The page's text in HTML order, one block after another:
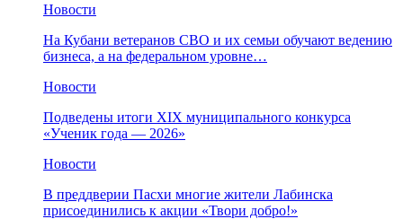
Новости
На Кубани ветеранов СВО и их семьи обучают ведению
бизнеса, а на федеральном уровне…
Новости
Подведены итоги XIX муниципального конкурса
«Ученик года — 2026»
Новости
В преддверии Пасхи многие жители Лабинска
присоединились к акции «Твори добро!»